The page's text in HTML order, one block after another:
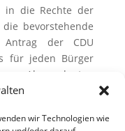
wir Technologien wie
in die Rechte der
bevorstehende
der CDU
für jeden Bürger
Abgeordneten
– Fotolia.com